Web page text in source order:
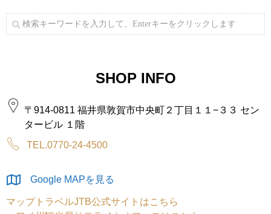
SHOP INFO
〒914-0811 福井県敦賀市中央町２丁目１１−３３ セン
タービル １階
TEL.0770-24-4500
Google MAPを見る
マップトラベルJTB公式サイトはこちら